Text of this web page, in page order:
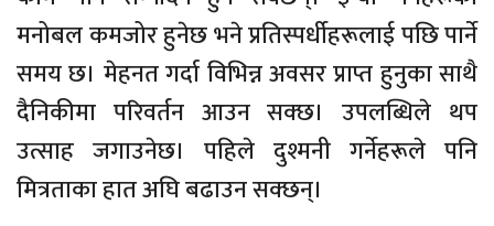
मनोबल कमजोर हुनेछ भने प्रतिस्पर्धीहरूलाई पछि पार्ने
समय छ। मेहनत गर्दा विभिन्न अवसर प्राप्त हुनुका साथै
दैनिकीमा परिवर्तन आउन सक्छ। उपलब्धिले थप
उत्साह जगाउनेछ। पहिले दुश्मनी गर्नेहरूले पनि
मित्रताका हात अघि बढाउन सक्छन्।